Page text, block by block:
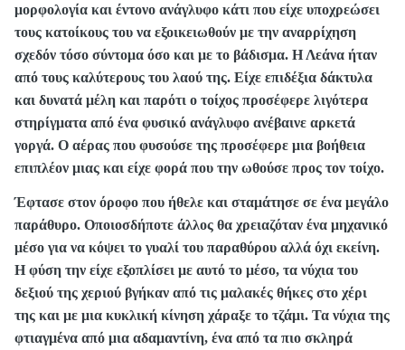
μορφολογία και έντονο ανάγλυφο κάτι που είχε υποχρεώσει
τους κατοίκους του να εξοικειωθούν με την αναρρίχηση
σχεδόν τόσο σύντομα όσο και με το βάδισμα. Η Λεάνα ήταν
από τους καλύτερους του λαού της. Είχε επιδέξια δάκτυλα
και δυνατά μέλη και παρότι ο τοίχος προσέφερε λιγότερα
στηρίγματα από ένα φυσικό ανάγλυφο ανέβαινε αρκετά
γοργά. Ο αέρας που φυσούσε της προσέφερε μια βοήθεια
επιπλέον μιας και είχε φορά που την ωθούσε προς τον τοίχο.
Έφτασε στον όροφο που ήθελε και σταμάτησε σε ένα μεγάλο
παράθυρο. Οποιοσδήποτε άλλος θα χρειαζόταν ένα μηχανικό
μέσο για να κόψει το γυαλί του παραθύρου αλλά όχι εκείνη.
Η φύση την είχε εξοπλίσει με αυτό το μέσο, τα νύχια του
δεξιού της χεριού βγήκαν από τις μαλακές θήκες στο χέρι
της και με μια κυκλική κίνηση χάραξε το τζάμι. Τα νύχια της
φτιαγμένα από μια αδαμαντίνη, ένα από τα πιο σκληρά